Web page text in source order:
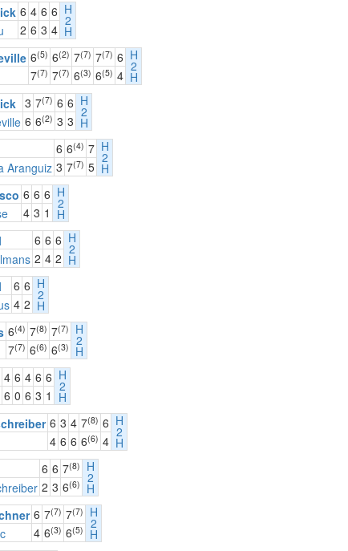
6 4 6 6 H
2
H
2 6 3 4
6(5) 6(2) 7(7) 7(7) 6 H
2
H
7(7) 7(7) 6(3) 6(5) 4
3 7(7) 6 6 H
2
H
6 6(2) 3 3
6 6(4) 7 H
2
H
Aranguiz 3 7(7) 5
6 6 6 H
2
H
4 3 1
6 6 6 H
2
H
2 4 2
6 6 H
2
H
4 2
6(4) 7(8) 7(7) H
2
H
7(7) 6(6) 6(3)
4 6 4 6 6 H
2
H
6 0 6 3 1
6 3 4 7(8) 6 H
2
H
4 6 6 6(6) 4
6 6 7(8) H
2
H
2 3 6(6)
6 7(7) 7(7) H
2
H
4 6(3) 6(5)